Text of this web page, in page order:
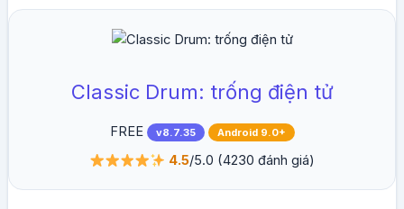
Classic Drum: trống điện tử
FREE v8.7.35 Android 9.0+
4.5/5.0 (4230 đánh giá)